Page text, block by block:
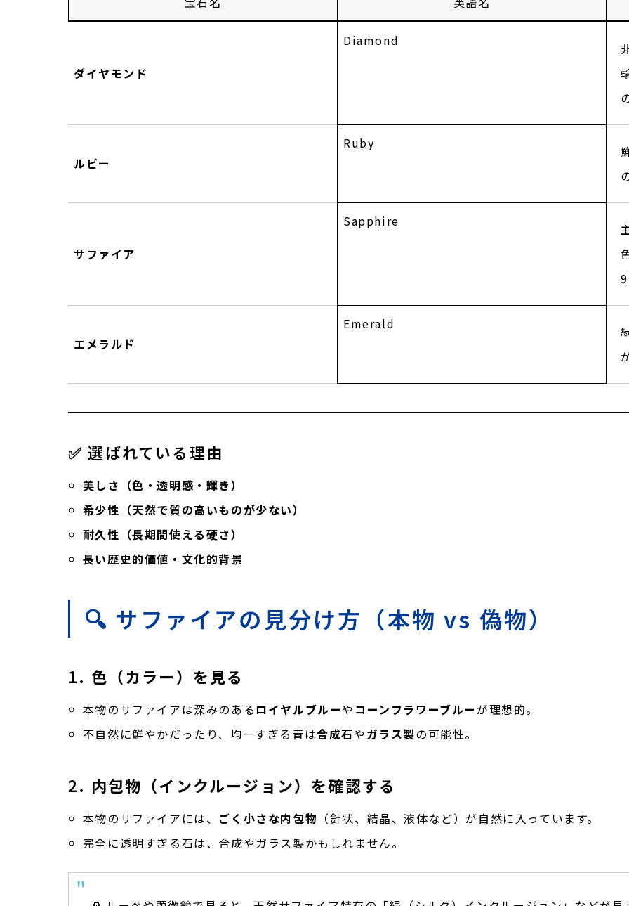
ダイヤモンド
Diamond
ルビー
Ruby
サファイア
Sapphire
9
エメラルド
Emerald
✅ 選ばれている理由
美しさ（色・透明感・輝き）
希少性（天然で質の高いものが少ない）
耐久性（長期間使える硬さ）
長い歴史的価値・文化的背景
🔍 サファイアの見分け方（本物 vs 偽物）
1. 色（カラー）を見る
本物のサファイアは深みのある ロイヤルブルーや コーンフラワーブルーが理想的。
不自然に鮮やかだったり、均一すぎる青は合成石やガラス製の可能性。
2. 内包物（インクルージョン）を確認する
本物のサファイアには、 ごく小さな内包物 （針状、結晶、液体など）が自然に入っています。
完全に透明すぎる石は、合成やガラス製かもしれません。